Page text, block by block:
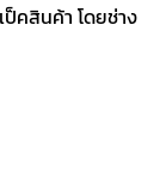
คสินค้า โดยช่าง